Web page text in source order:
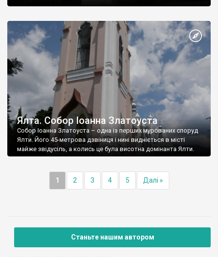
Ялта. Собор Іоанна Златоуста
Собор Іоанна Златоуста – одна із перших мурованих споруд
Ялти. Його 45-метрова дзвіниця і нині видніється в місті
майже звідусіль, а колись це була висотна домінанта Ялти.
1 2 3 4 5 Далі »
Станьте нашим автором